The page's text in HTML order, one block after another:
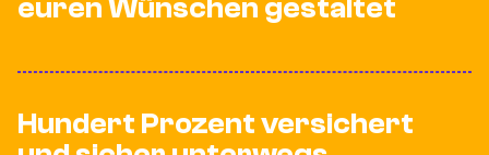
euren Wünschen gestaltet
Hundert Prozent versichert